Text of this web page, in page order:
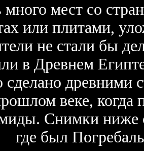
много мест со
или плитами,
не стали бы
в Древнем
сделано древними
веке, когда
Снимки ниже
где был